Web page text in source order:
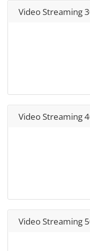
Video Streaming
Video Streaming
Video Streaming